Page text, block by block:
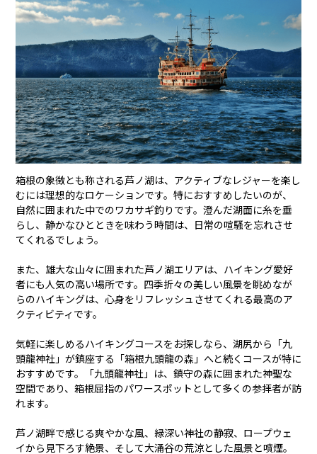
箱根の象徴とも称される芦ノ湖は、アクティブなレジャーを楽し
むには理想的なロケーションです。特におすすめしたいのが、
自然に囲まれた中でのワカサギ釣りです。澄んだ湖面に糸を垂
らし、静かなひとときを味わう時間は、日常の喧騒を忘れさせ
てくれるでしょう。
また、雄大な山々に囲まれた芦ノ湖エリアは、ハイキング愛好
者にも人気の高い場所です。四季折々の美しい風景を眺めなが
らのハイキングは、心身をリフレッシュさせてくれる最高のア
クティビティです。
気軽に楽しめるハイキングコースをお探しなら、湖尻から「九
頭龍神社」が鎮座する「箱根九頭龍の森」へと続くコースが特に
おすすめです。「九頭龍神社」は、鎮守の森に囲まれた神聖な
空間であり、箱根屈指のパワースポットとして多くの参拝者が訪
れます。
芦ノ湖畔で感じる爽やかな風、緑深い神社の静寂、ロープウェ
イから見下ろす絶景、そして大涌谷の荒涼とした風景と噴煙。